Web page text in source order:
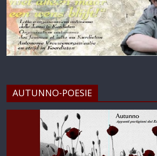
AUTUNNO-POESIE